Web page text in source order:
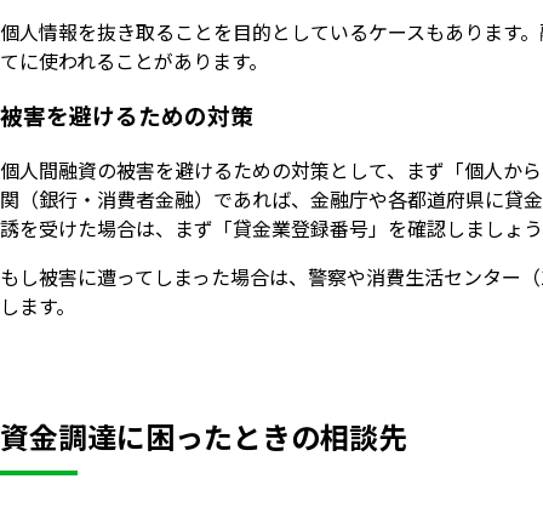
個人情報を抜き取ることを目的としているケースもあります
てに使われることがあります。
被害を避けるための対策
個人間融資の被害を避けるための対策として、まず「個人か
関（銀行・消費者金融）であれば、金融庁や各都道府県に貸
誘を受けた場合は、まず「貸金業登録番号」を確認しましょ
もし被害に遭ってしまった場合は、警察や消費生活センター
します。
資金調達に困ったときの相談先